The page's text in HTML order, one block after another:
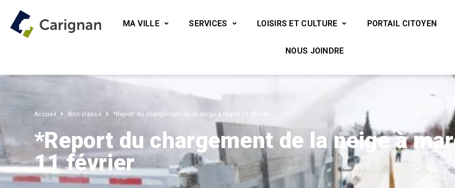
MA VILLE SERVICES LOISIRS ET CULTURE PORTAIL CITOYEN
NOUS JOINDRE
Accueil Non classé *Report du chargement de la neige à mardi 11 février
*Report du chargement de la neige à
11 février